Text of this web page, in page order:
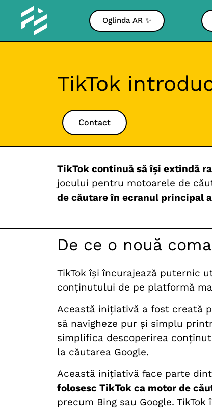
Oglinda AR ✨
TikTok
Contact
TikTok continuă să își extindă
jocului pentru motoarele de
de căutare în ecranul principal
De ce o nouă
TikTok își încurajează puternic
conținutului de pe platformă
Această inițiativă a fost creată
să navigheze pur și simplu
simplifica descoperirea
la căutarea Google.
Această inițiativă face parte
folosesc TikTok ca motor de
precum Bing sau Google.